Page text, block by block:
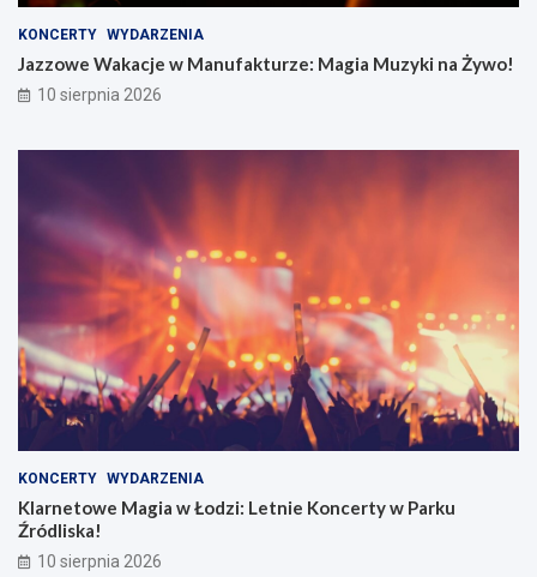
k
t
u
r
e
M
u
z
y
k
n
a
y
w
o
:
L
e
t
i
r
t
y
w
P
r
k
Ź
r
ó
KONCERTY WYDARZENIA
Jazzowe Wakacje w Manufakturze: Magia Muzyki na Żywo!
10 sierpnia 2026
KONCERTY WYDARZENIA
Klarnetowe Magia w Łodzi: Letnie Koncerty w Parku
Źródliska!
10 sierpnia 2026